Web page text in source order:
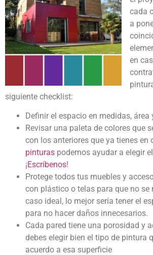
cada
a
en
siguiente checklist:
Definir el espacio en medidas,
Revisar una paleta de colores que
con los anteriores que ya tienes en
pinturas podemos ayudar a elegir
¡Escríbenos!
Protege todos tus muebles y
con plástico o telas para que no se
caso ideal, lo mejor sería tener el
para no hacer daños innecesarios.
Cada pared tiene una porosidad y
debes elegir bien el tipo de pintura
acuerdo a esa superficie